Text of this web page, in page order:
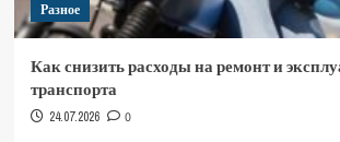
Разное
Как снизить расходы на ремонт и
транспорта
24.07.2026 0